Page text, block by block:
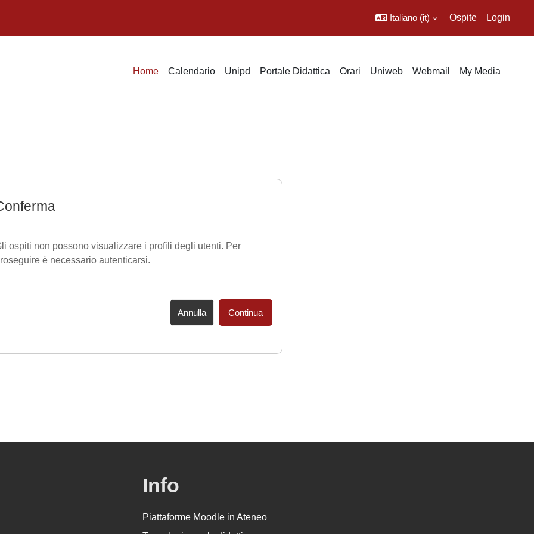
Italiano ‎(it)‎ Ospite Login
Home Calendario Unipd Portale Didattica Orari Uniweb Webmail My Media
ospiti non possono visualizzare i profili degli utenti. Per
è necessario autenticarsi.
Annulla Continua
Info
Piattaforme Moodle in Ateneo